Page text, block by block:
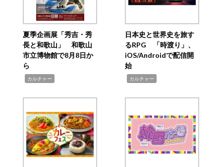
夏季企画展「秀吉・秀
長と和歌山」 和歌山
市立博物館で8月8日か
ら
カルチャー
日本史と世界史を旅す
るRPG 「時渡り」、
iOS/Androidで配信開
始
カルチャー